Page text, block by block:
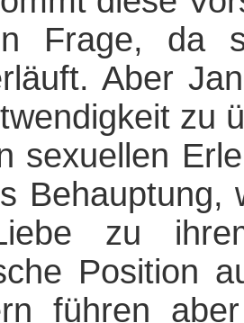
Frage, da
Aber
zu
sexuellen
Behauptung,
zu
Position
führen